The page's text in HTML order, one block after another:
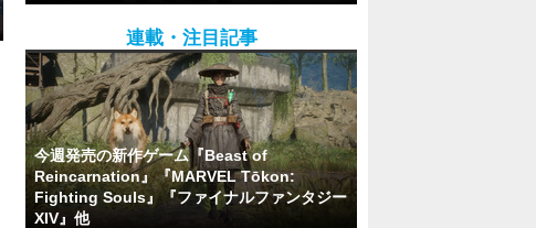
連載・注目記事
今週発売の新作ゲーム『Beast of
Reincarnation』『MARVEL Tōkon:
Fighting Souls』『ファイナルファンタジー
XIV』他